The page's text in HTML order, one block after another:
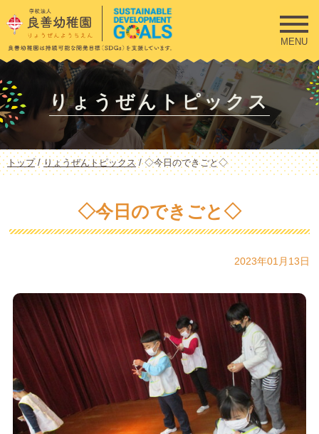
このページの本文へ
MENU
りょうぜんトピックス
現
在
トップ/りょうぜんトピックス /◇今日のできごと◇
◇今日のできごと◇
2023年01月13日